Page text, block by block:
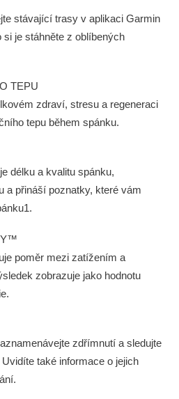
stávající trasy v aplikaci Garmin
je stáhněte z oblíbených
TEPU
zdraví, stresu a regeneraci
tepu během spánku.
délku a kvalitu spánku,
a přináší poznatky, které vám
poměr mezi zatížením a
zobrazuje jako hodnotu
zdřímnutí a sledujte
také informace o jejich